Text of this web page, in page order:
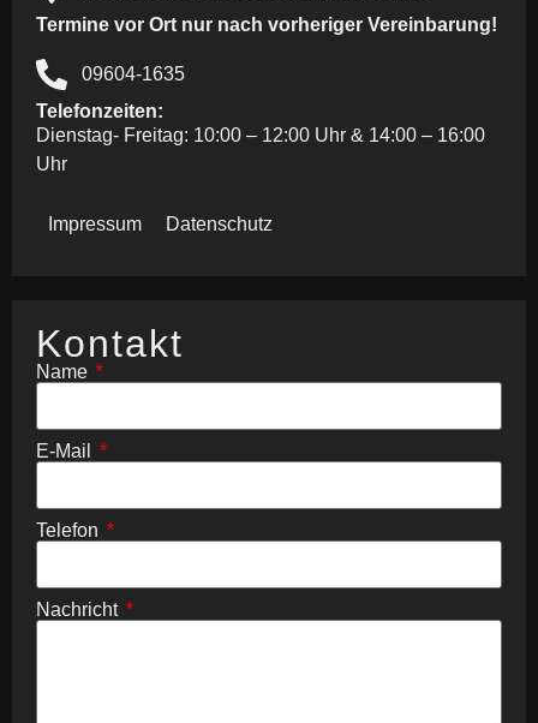
Termine vor Ort nur nach vorheriger Vereinbarung!
09604-1635
Telefonzeiten:
Dienstag- Freitag: 10:00 – 12:00 Uhr & 14:00 – 16:00
Uhr
Impressum Datenschutz
Kontakt
Name
E-Mail
Telefon
Nachricht